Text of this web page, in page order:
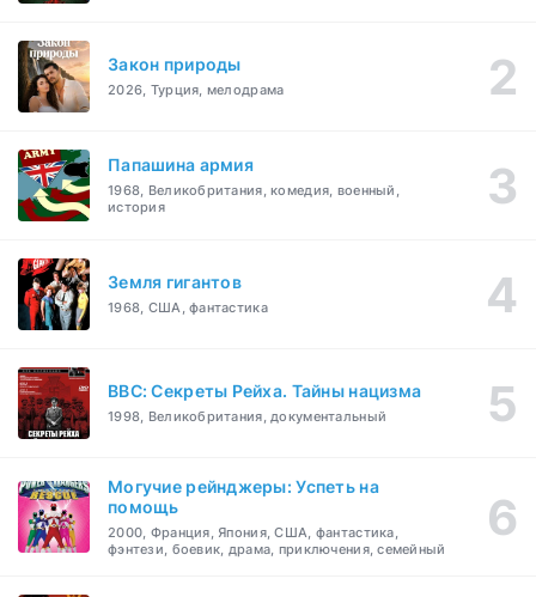
Закон природы
2026, Турция, мелодрама
Папашина армия
1968, Великобритания, комедия, военный,
история
Земля гигантов
1968, США, фантастика
BBC: Секреты Рейха. Тайны нацизма
1998, Великобритания, документальный
Могучие рейнджеры: Успеть на
помощь
2000, Франция, Япония, США, фантастика,
фэнтези, боевик, драма, приключения, семейный